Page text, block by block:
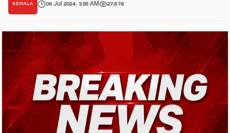
KERALA 06 Jul 2024, 3:55 AM 27,878